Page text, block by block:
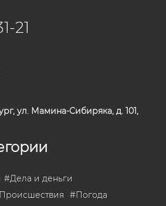
21
ул. Мамина-Сибиряка, д. 101,
#Дела и деньги
Происшествия #Погода